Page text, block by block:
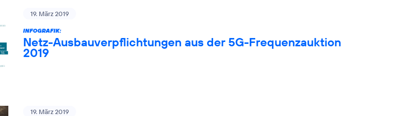
19. März 2019
INFOGRAFIK:
Netz-Ausbauverpflichtungen aus der 5G-Frequenzauktion
2019
19. März 2019